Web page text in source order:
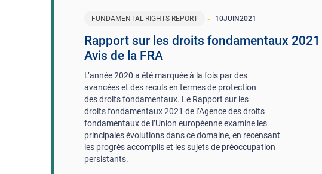
FUNDAMENTAL RIGHTS REPORT 10JUIN2021
Rapport sur les droits fondamentaux
Avis de la FRA
L’année 2020 a été marquée à la fois par des
avancées et des reculs en termes de protection
des droits fondamentaux. Le Rapport sur les
droits fondamentaux 2021 de l’Agence des droits
fondamentaux de l’Union européenne examine les
principales évolutions dans ce domaine, en recensant
les progrès accomplis et les sujets de préoccupation
persistants.